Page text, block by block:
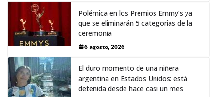
Polémica en los Premios Emmy‘s ya
que se eliminarán 5 categorias de la
ceremonia
6 agosto, 2026
El duro momento de una niñera
argentina en Estados Unidos: está
detenida desde hace casi un mes